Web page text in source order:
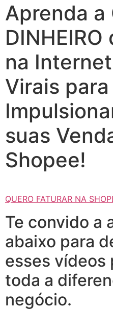
Aprenda a
na
Virais para
suas
Shopee!
QUERO FATURAR NA
Te convido a
abaixo para
esses vídeos
toda a
negócio.